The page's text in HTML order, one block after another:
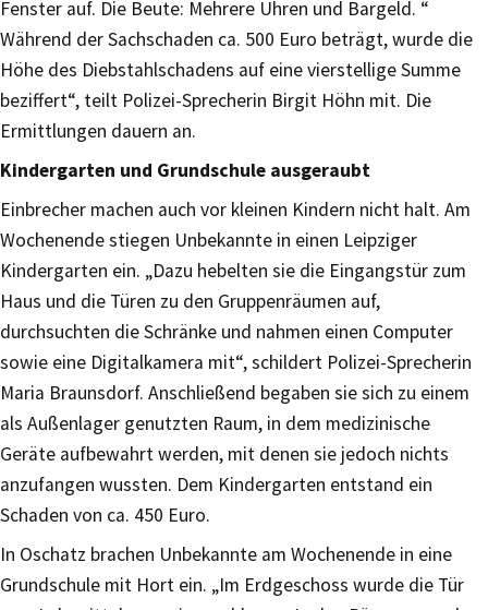
Fenster auf. Die Beute: Mehrere Uhren und Bargeld. “
Während der Sachschaden ca. 500 Euro beträgt, wurde die
Höhe des Diebstahlschadens auf eine vierstellige Summe
beziffert“, teilt Polizei-Sprecherin Birgit Höhn mit. Die
Ermittlungen dauern an.
Kindergarten und Grundschule ausgeraubt
Einbrecher machen auch vor kleinen Kindern nicht halt. Am
Wochenende stiegen Unbekannte in einen Leipziger
Kindergarten ein. „Dazu hebelten sie die Eingangstür zum
Haus und die Türen zu den Gruppenräumen auf,
durchsuchten die Schränke und nahmen einen Computer
sowie eine Digitalkamera mit“, schildert Polizei-Sprecherin
Maria Braunsdorf. Anschließend begaben sie sich zu einem
als Außenlager genutzten Raum, in dem medizinische
Geräte aufbewahrt werden, mit denen sie jedoch nichts
anzufangen wussten. Dem Kindergarten entstand ein
Schaden von ca. 450 Euro.
In Oschatz brachen Unbekannte am Wochenende in eine
Grundschule mit Hort ein. „Im Erdgeschoss wurde die Tür